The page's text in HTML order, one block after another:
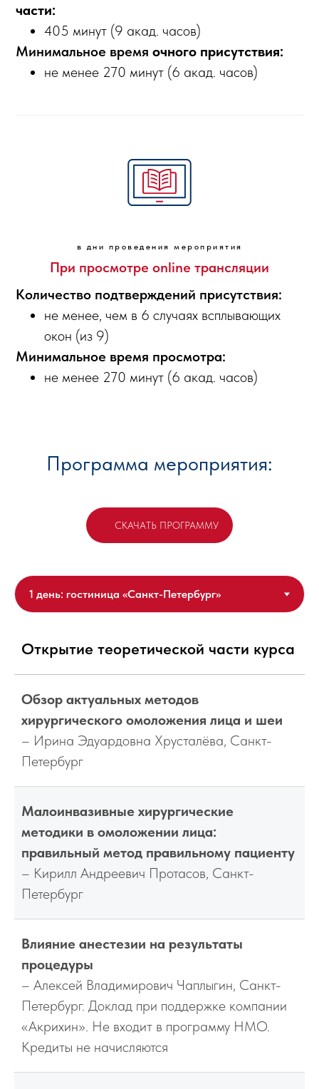
части:
405 минут (9 акад. часов)
Минимальное время очного присутствия:
не менее 270 минут (6 акад. часов)
в дни проведения мероприятия
При просмотре online трансляции
Количество подтверждений присутствия:
не менее, чем в 6 случаях всплывающих
окон (из 9)
Минимальное время просмотра:
не менее 270 минут (6 акад. часов)
Программа мероприятия:
СКАЧАТЬ ПРОГРАММУ
Открытие теоретической части курса
Обзор актуальных методов
хирургического омоложения лица и шеи
– Ирина Эдуардовна Хрусталёва, Санкт-
Петербург
Малоинвазивные хирургические
методики в омоложении лица:
правильный метод правильному пациенту
– Кирилл Андреевич Протасов, Санкт-
Петербург
Влияние анестезии на результаты
процедуры
– Алексей Владимирович Чаплыгин, Санкт-
Петербург. Доклад при поддержке компании
«Акрихин». Не входит в программу НМО.
Кредиты не начисляются